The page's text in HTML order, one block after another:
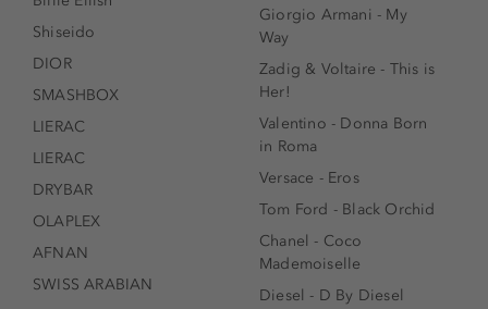
Shiseido
DIOR
SMASHBOX
LIERAC
LIERAC
DRYBAR
OLAPLEX
AFNAN
SWISS ARABIAN
Giorgio Armani - My
Way
Zadig & Voltaire - This is
Her!
Valentino - Donna Born
in Roma
Versace - Eros
Tom Ford - Black Orchid
Chanel - Coco
Mademoiselle
Diesel - D By Diesel